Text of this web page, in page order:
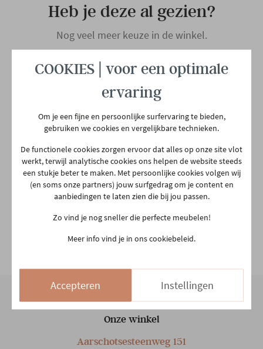
Hoofdmateriaal Leder
Materiaal rug Leder
Leder
Materiaal poten Metaal
Woonstijl Industrieel
Aantal colli's 1
Heb je deze al gezien?
Nog veel meer keuze in de winkel.
HENDERS & HAZEL
Eetkamerstoel Malene -
antracietgrijs/grijs
€ 339,00
Meer mogelijkheden
Onze winkel
Aarschotsesteenweg 151
COOKIES | voor een optimale
ervaring
Om je een fijne en persoonlijke surfervaring te bieden,
gebruiken we cookies en vergelijkbare technieken.
De functionele cookies zorgen ervoor dat alles op onze site vlot
werkt, terwijl analytische cookies ons helpen de website steeds
een stukje beter te maken. Met persoonlijke cookies volgen wij
(en soms onze partners) jouw surfgedrag om je content en
aanbiedingen te laten zien die bij jou passen.
Zo vind je nog sneller die perfecte meubelen!
Meer info vind je in ons cookiebeleid.
Accepteren Instellingen